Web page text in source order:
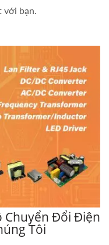
với bạn.
Chuyển Đổi Điện
Tôi